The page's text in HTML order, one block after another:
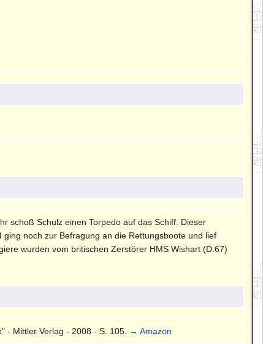
schoß Schulz einen Torpedo auf das Schiff. Dieser
noch zur Befragung an die Rettungsboote und lief
wurden vom britischen Zerstörer HMS Wishart (D.67)
- Mittler Verlag - 2008 - S. 105. → Amazon